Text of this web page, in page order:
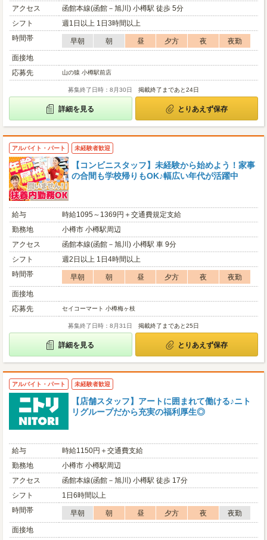
アクセス
函館本線(函館－旭川) 小樽駅 徒歩 5分
シフト
週1日以上 1日3時間以上
時間帯
早朝 朝 昼 夕方 夜
夜勤
面接地
応募先
山の猿 小樽駅前店
募集終了日時：8月30日 掲載終了まであと24日
詳細を見る とりあえず保存
アルバイト・パート 未経験者歓迎
【コンビニスタッフ】未経験から始めよう！家事
の合間も学校帰りもOK♪幅広い年代が活躍中
給与
時給1095～1369円＋交通費規定支給
勤務地
小樽市 小樽駅周辺
アクセス
函館本線(函館－旭川) 小樽駅 車 9分
シフト
週2日以上 1日4時間以上
時間帯
早朝 朝 昼 夕方 夜
夜勤
面接地
応募先
セイコーマート 小樽梅ヶ枝
募集終了日時：8月31日 掲載終了まであと25日
詳細を見る とりあえず保存
アルバイト・パート 未経験者歓迎
【店舗スタッフ】アートに囲まれて働ける♪ニト
リグループだから充実の福利厚生◎
給与
時給1150円＋交通費支給
勤務地
小樽市 小樽駅周辺
アクセス
函館本線(函館－旭川) 小樽駅 徒歩 17分
シフト
1日6時間以上
時間帯
早朝 朝 昼 夕方 夜
夜勤
面接地